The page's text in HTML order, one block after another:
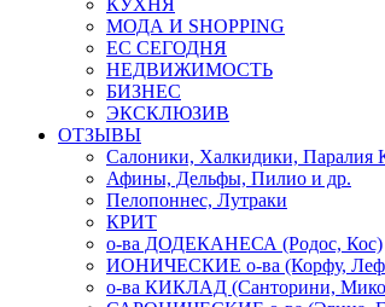
КУХНЯ
МОДА И SHOPPING
ЕС СЕГОДНЯ
НЕДВИЖИМОСТЬ
БИЗНЕС
ЭКСКЛЮЗИВ
ОТЗЫВЫ
Салоники, Халкидики, Паралия
Афины, Дельфы, Пилио и др.
Пелопоннес, Лутраки
КРИТ
о-ва ДОДЕКАНЕСА (Родос, Кос)
ИОНИЧЕСКИЕ о-ва (Корфу,
о-ва КИКЛАД (Санторини,